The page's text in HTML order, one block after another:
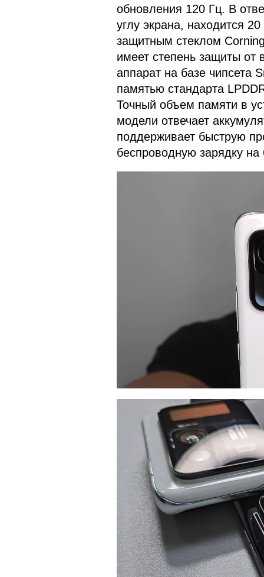
обновления 120 Гц. В
углу экрана, находится
защитным стеклом
имеет степень защиты от
аппарат на базе чипсета
памятью стандарта
Точный объем памяти в
модели отвечает
поддерживает быструю
беспроводную зарядку